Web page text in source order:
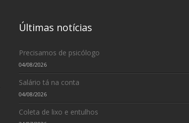
Últimas notícias
Precisamos de psicólogo
04/08/2026
Salário tá na conta
04/08/2026
Coleta de lixo e entulhos